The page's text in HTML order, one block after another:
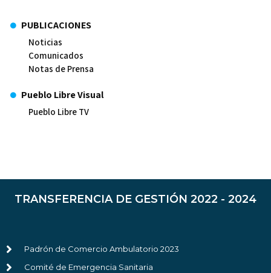
PUBLICACIONES
Noticias
Comunicados
Notas de Prensa
Pueblo Libre Visual
Pueblo Libre TV
TRANSFERENCIA DE GESTIÓN 2022 - 2024
Padrón de Comercio Ambulatorio 2023
Comité de Emergencia Sanitaria